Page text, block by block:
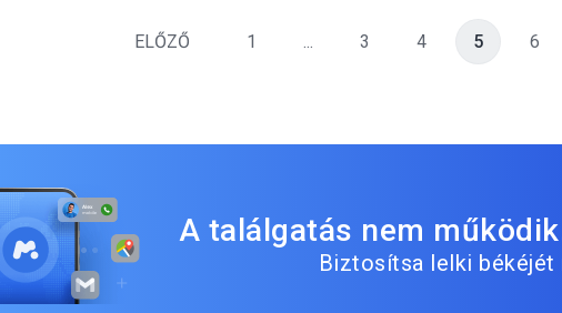
ELŐZŐ 1 ... 3 4 5 6
A találgatás nem
Biztosítsa lelki békéjét